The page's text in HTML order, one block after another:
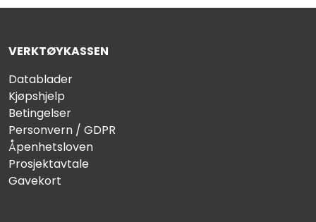
VERKTØYKASSEN
Datablader
Kjøpshjelp
Betingelser
Personvern / GDPR
Åpenhetsloven
Prosjektavtale
Gavekort